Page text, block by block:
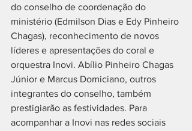
do conselho de coordenação do
ministério (Edmilson Dias e Edy Pinheiro
Chagas), reconhecimento de novos
líderes e apresentações do coral e
orquestra Inovi. Abílio Pinheiro Chagas
Júnior e Marcus Domiciano, outros
integrantes do conselho, também
prestigiarão as festividades. Para
acompanhar a Inovi nas redes sociais